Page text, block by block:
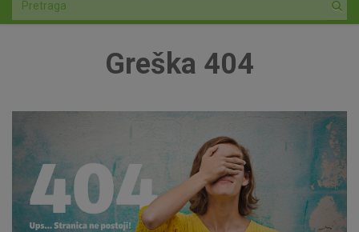
Agro
Faktoring
O nama
Greška 404